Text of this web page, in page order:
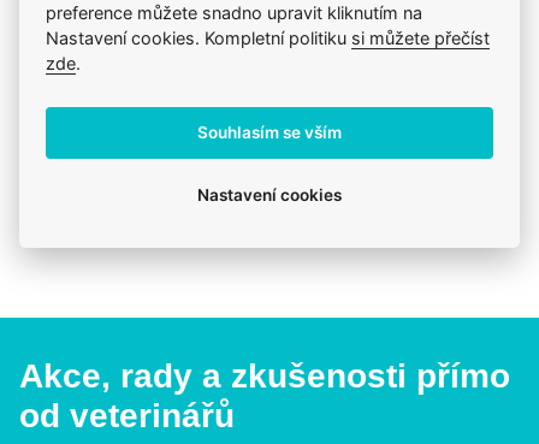
Vždy odborně poradíme
Pomůžeme s výběrem, výživou i problémem.
Prodáváme to, čemu věříme
Zdravé zvíře a spokojenost je na prvním místě.
Klinika v Prostějově
Akce, rady a zkušenosti přímo
od veterinářů
preference můžete snadno upravit kliknutím na
Nastavení cookies. Kompletní politiku si můžete přečíst
zde.
Souhlasím se vším
Nastavení cookies